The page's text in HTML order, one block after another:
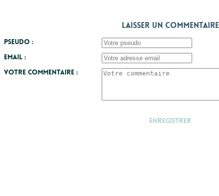
Laisser un commentaire
Pseudo :
Email :
Votre commentaire :
Enregistrer